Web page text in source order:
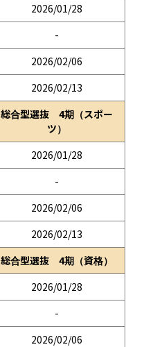
2026/01/28
-
2026/02/06
2026/02/13
総合型選抜 4期（スポー
ツ）
2026/01/28
-
2026/02/06
2026/02/13
総合型選抜 4期（資格）
2026/01/28
-
2026/02/06